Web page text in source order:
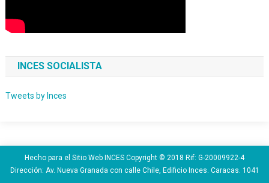
INCES SOCIALISTA
Tweets by Inces
Hecho para el Sitio Web INCES Copyright © 2018 Rif: G-20009922-4
Dirección: Av. Nueva Granada con calle Chile, Edificio Inces. Caracas. 1041